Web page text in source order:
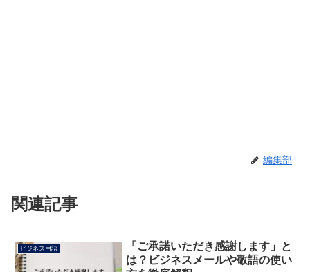
編集部
関連記事
ビジネス用語
「ご承諾いただき感謝します」と
は？ビジネスメールや敬語の使い